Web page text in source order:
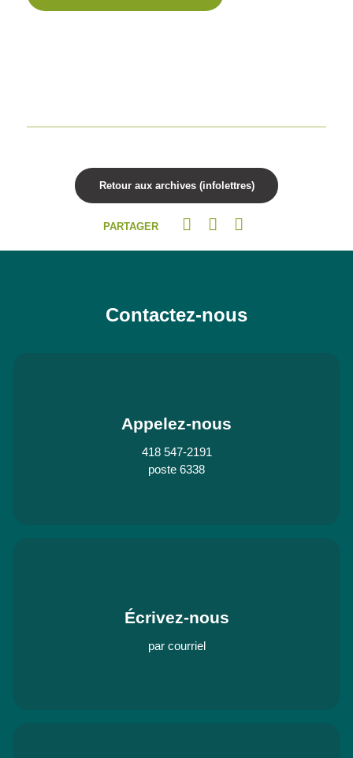
Retour aux archives (infolettres)
PARTAGER
Contactez-nous
Appelez-nous
418 547-2191
poste 6338
Écrivez-nous
par courriel